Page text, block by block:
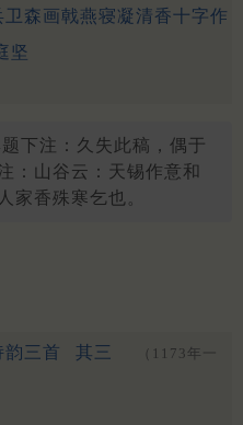
森画戟燕寝凝清香十字作
坚
下注：久失此稿，偶于
：山谷云：天锡作意和
家香殊寒乞也。
三首 其三
（1173年一